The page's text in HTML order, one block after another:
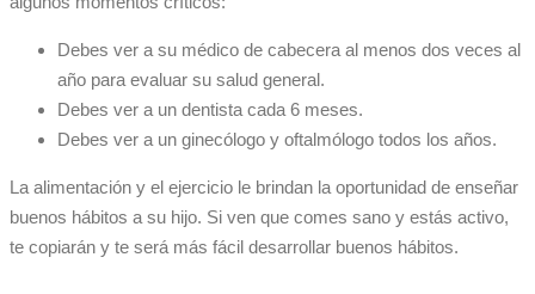
Debes ver a su médico de cabecera al menos dos veces al
año para evaluar su salud general.
Debes ver a un dentista cada 6 meses.
Debes ver a un ginecólogo y oftalmólogo todos los años.
La alimentación y el ejercicio le brindan la oportunidad de enseñar
buenos hábitos a su hijo. Si ven que comes sano y estás activo,
te copiarán y te será más fácil desarrollar buenos hábitos.